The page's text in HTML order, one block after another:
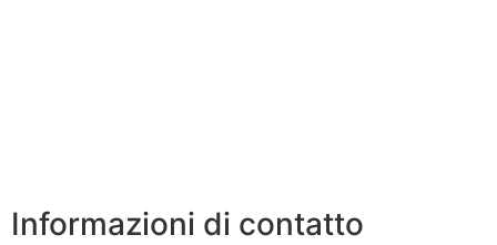
Informazioni di contatto